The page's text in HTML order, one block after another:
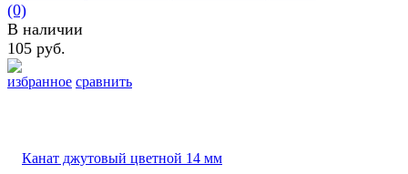
избранное сравнить
(0)
В наличии
105 руб.